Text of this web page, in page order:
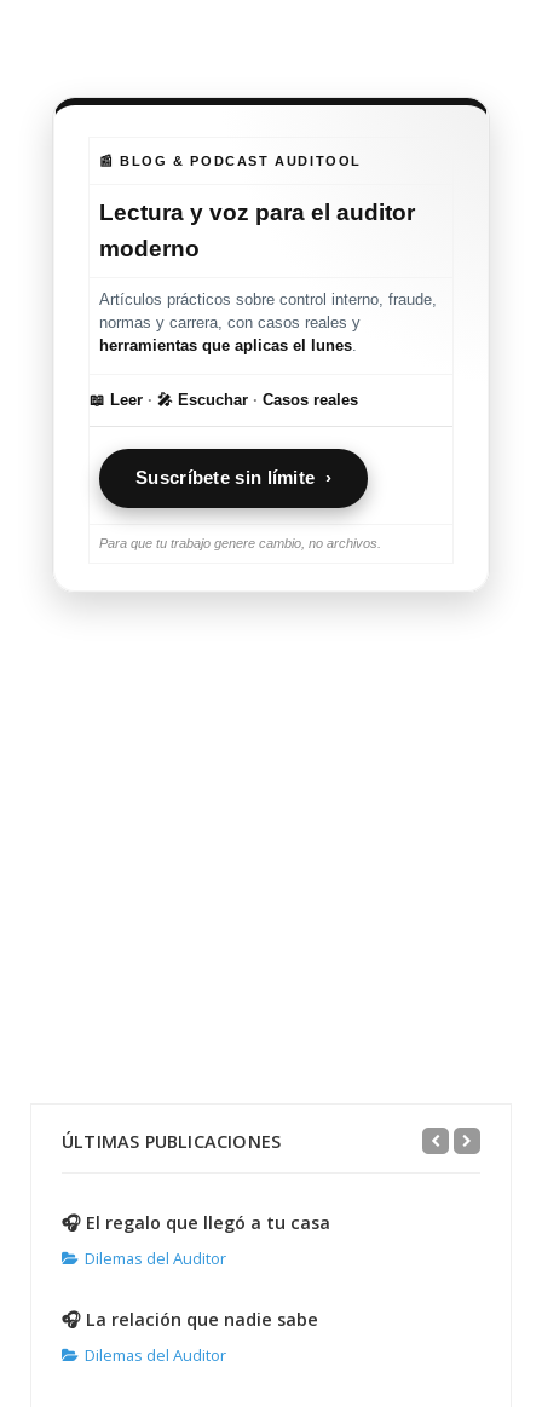
📰 BLOG & PODCAST AUDITOOL
Lectura y voz para el auditor
moderno
Artículos prácticos sobre control interno, fraude,
normas y carrera, con casos reales y
herramientas que aplicas el lunes.
📖 Leer · 🎤 Escuchar · Casos reales
Suscríbete sin límite ›
Para que tu trabajo genere cambio, no archivos.
ÚLTIMAS PUBLICACIONES
🎧 El regalo que llegó a tu casa
Dilemas del Auditor
🎧 La relación que nadie sabe
Dilemas del Auditor